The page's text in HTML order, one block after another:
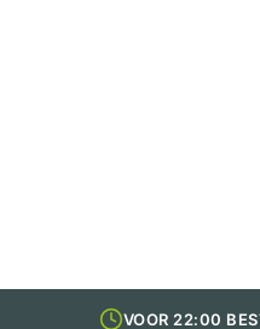
VOOR 22:00